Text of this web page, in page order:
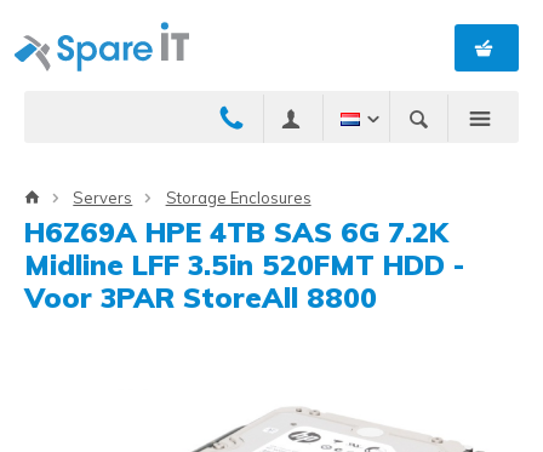
Servers Storage Enclosures
H6Z69A HPE 4TB SAS 6G 7.2K
Midline LFF 3.5in 520FMT HDD -
Voor 3PAR StoreAll 8800